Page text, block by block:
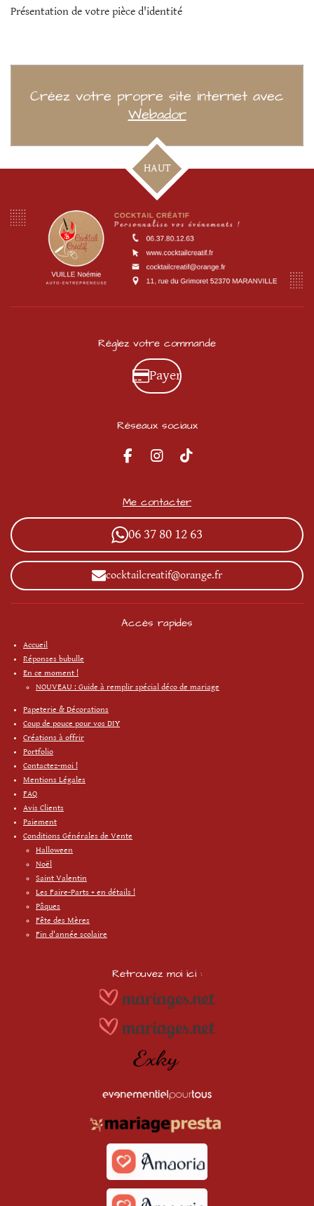
Présentation de votre pièce d'identité
Créez votre propre site internet avec
Webador
HAUT
Réglez votre commande
Payer
Réseaux sociaux
F
e
b
o
o
k
I
t
a
g
r
a
T
T
o
k
Me contacter
06 37 80 12 63
cocktailcreatif@orange.fr
Accès rapides
Accueil
Réponses bubulle
En ce moment !
NOUVEAU : Guide à remplir spécial déco de mariage
Papeterie & Décorations
Coup de pouce pour vos DIY
Créations à offrir
Portfolio
Contactez-moi !
Mentions Légales
FAQ
Avis Clients
Paiement
Conditions Générales de Vente
Halloween
Noël
Saint Valentin
Les Faire-Parts + en détails !
Pâques
Fête des Mères
Fin d'année scolaire
Retrouvez moi ici :